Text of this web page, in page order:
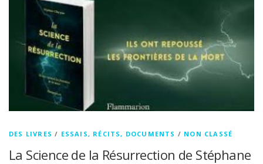
DES LIVRES / ESSAIS, RÉCITS, DOCUMENTS / NON CLASSÉ
La Science de la Résurrection de Stéphane